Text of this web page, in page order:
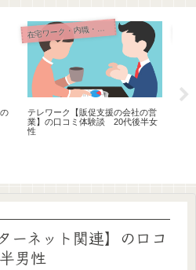
在 宅ワーク・内職・リモート
テレワーク【販促支援の会社の営
業】の口コミ体験談 20代後半女
性
ーネット関連】の口コ
男性